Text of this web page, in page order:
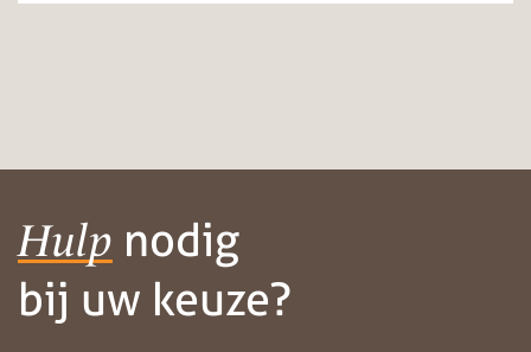
Hulp nodig
bij uw keuze?